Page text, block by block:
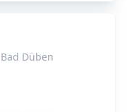
Düben